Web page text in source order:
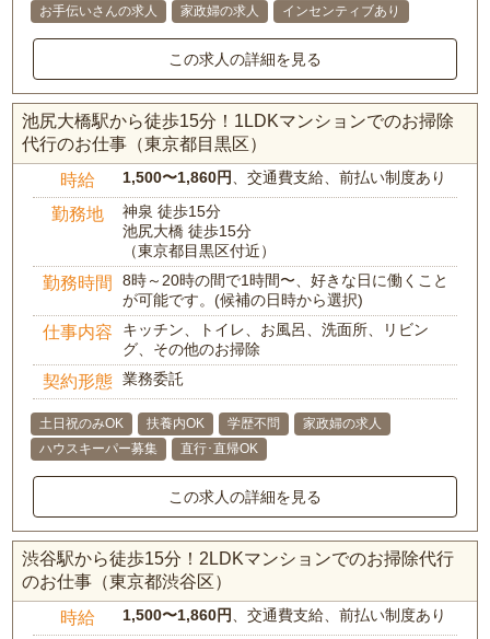
お手伝いさんの求人
家政婦の求人 インセンティブあり
この求人の詳細を見る
池尻大橋駅から徒歩15分！1LDKマンションでのお掃除
代行のお仕事（東京都目黒区）
時給 1,500〜1,860円、交通費支給、前払い制度あり
勤務地
神泉 徒歩15分
池尻大橋 徒歩15分
（東京都目黒区付近）
勤務時間
8時～20時の間で1時間〜、好きな日に働くこと
が可能です。(候補の日時から選択)
仕事内容
キッチン、トイレ、お風呂、洗面所、リビン
グ、その他のお掃除
契約形態 業務委託
土日祝のみOK 扶養内OK 学歴不問
家政婦の求人
ハウスキーパー募集
直行･直帰OK
この求人の詳細を見る
渋谷駅から徒歩15分！2LDKマンションでのお掃除代行
のお仕事（東京都渋谷区）
時給 1,500〜1,860円、交通費支給、前払い制度あり